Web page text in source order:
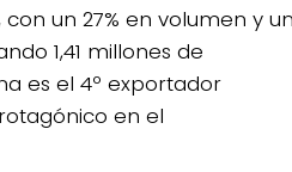
un 27% en volumen y un
1,41 millones de
es el 4º exportador
en el